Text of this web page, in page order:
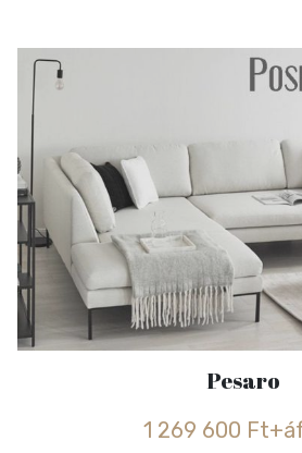
Pesaro
1 269 600